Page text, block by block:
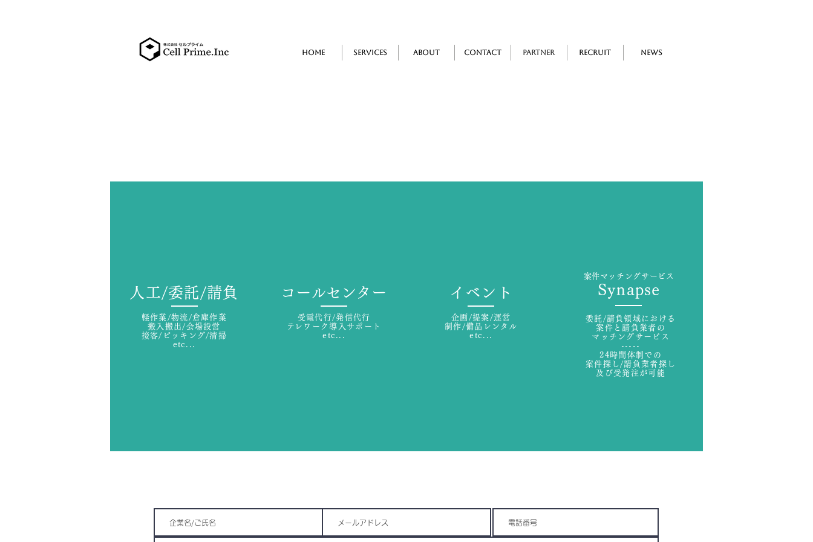
Home Services About Contact Partner Recruit news
人工/委託/請負
軽作業/物流/倉庫作業
搬入搬出/会場設営
接客/ピッキング/清掃
etc...
コールセンター
受電代行/発信代行
​テレワーク導入サポート
etc...
イベント
​企画/提案/運営
制作/備品レンタル
etc...
案件マッチングサービス
Synapse
委託/請負領域における
案件と請負業者の
マッチングサービス
-----
24時間体制での
案件探し/請負業者探し
及び受発注が可能